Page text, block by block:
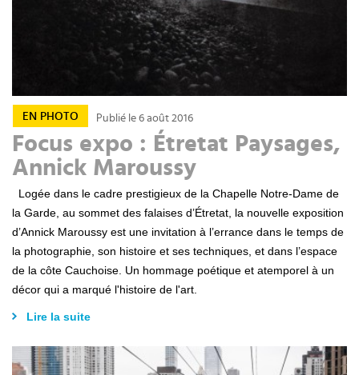
EN PHOTO Publié le 6 août 2016
Focus expo : Étretat Paysages,
Annick Maroussy
la Garde, au sommet des falaises d’Étretat, la nouvelle exposition
d’Annick Maroussy est une invitation à l’errance dans le temps de
la photographie, son histoire et ses techniques, et dans l’espace
de la côte Cauchoise. Un hommage poétique et atemporel à un
décor qui a marqué l'histoire de l'art.
Lire la suite